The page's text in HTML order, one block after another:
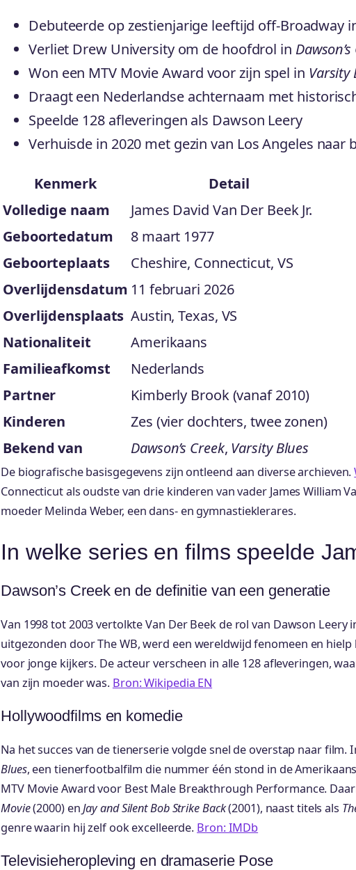
Debuteerde op zestienjarige leeftijd off-Broadway
Verliet Drew University om de hoofdrol in
Won een MTV Movie Award voor zijn spel in Varsity
Draagt een Nederlandse achternaam met
Speelde 128 afleveringen als Dawson Leery
Verhuisde in 2020 met gezin van Los Angeles naar
Kenmerk
Detail
Volledige naam
James David Van Der Beek Jr.
Geboortedatum
8 maart 1977
Geboorteplaats
Cheshire, Connecticut, VS
Overlijdensdatum 11 februari 2026
Overlijdensplaats Austin, Texas, VS
Nationaliteit
Amerikaans
Familieafkomst
Nederlands
Partner
Kimberly Brook (vanaf 2010)
Kinderen
Zes (vier dochters, twee zonen)
Bekend van
Dawson’s Creek, Varsity Blues
De biografische basisgegevens zijn ontleend aan diverse archieven.
Connecticut als oudste van drie kinderen van vader James William
moeder Melinda Weber, een dans- en gymnastieklerares.
In welke series en films speelde
Dawson’s Creek en de definitie van een generatie
Van 1998 tot 2003 vertolkte Van Der Beek de rol van Dawson
uitgezonden door The WB, werd een wereldwijd fenomeen en
voor jonge kijkers. De acteur verscheen in alle 128 afleveringen,
van zijn moeder was. Bron: Wikipedia EN
Hollywoodfilms en komedie
Na het succes van de tienerserie volgde snel de overstap naar film.
Blues, een tienerfootbalfilm die nummer één stond in de
MTV Movie Award voor Best Male Breakthrough Performance.
Movie(2000) enJay and Silent Bob Strike Back(2001), naast titels als
genre waarin hij zelf ook excelleerde. Bron: IMDb
Televisieheropleving en dramaserie Pose